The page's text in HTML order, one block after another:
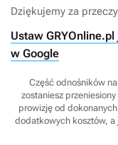
Dziękujemy za
Ustaw
w Google
Część odnośników
zostaniesz
prowizję od
dodatkowych kosztów, a